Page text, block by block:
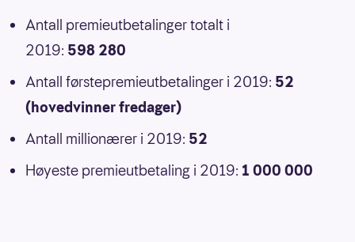
Antall premieutbetalinger totalt i
2019: 598 280
Antall førstepremieutbetalinger i 2019: 52
(hovedvinner fredager)
Antall millionærer i 2019: 52
Høyeste premieutbetaling i 2019: 1 000 000